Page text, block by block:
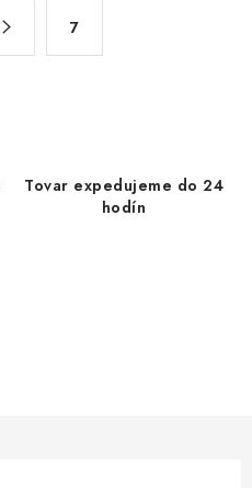
7
Tovar expedujeme do 24
hodín